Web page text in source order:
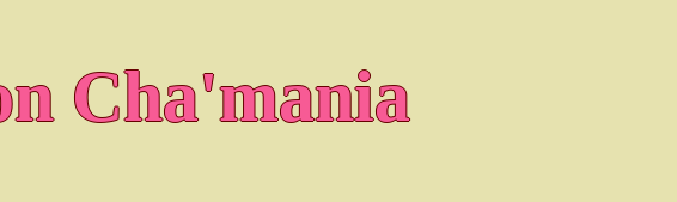
Cha'mania